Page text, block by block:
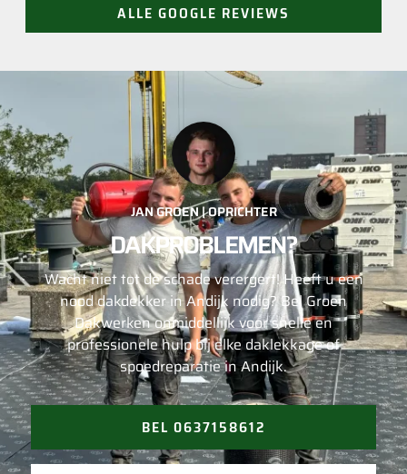
definitieve reparatie
mogelijk was, heeft
noodoplossing
geplaatst zodat
verdere schade
wordt voorkomen.
zorgvuldig. Echt
10/10!
ALLE GOOGLE REVIEWS
JAN GROEN | OPRICHTER
DAKPROBLEMEN?
Wacht niet tot de schade verergert! Heeft u een
nood dakdekker in Andijk nodig? Bel Groen
Dakwerken onmiddellijk voor snelle en
professionele hulp bij elke daklekkage of
spoedreparatie in Andijk.
BEL 0637158612